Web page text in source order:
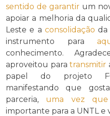
sentido de garantirum
apoiar a melhoria da
Leste e a consolidação da
instrumento para
conhecimento.
aproveitou paratransmitir
papel do projeto
manifestando que
parceria, uma vez que
importante para a UNTL e